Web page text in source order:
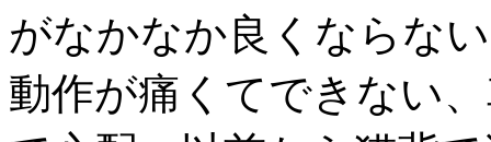
がなかなか良くならな
動作が痛くてできない